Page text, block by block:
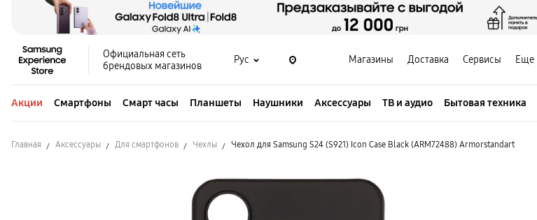
Официальная сеть
брендовых магазинов
Рус Магазины Доставка Сервисы Еще
Акции Смартфоны Смарт часы Планшеты Наушники Аксессуары ТВ и аудио Бытовая техника
Главная Аксессуары Для смартфонов Чехлы Чехол для Samsung S24 (S921) Icon Case Black (ARM72488) Armorstandart